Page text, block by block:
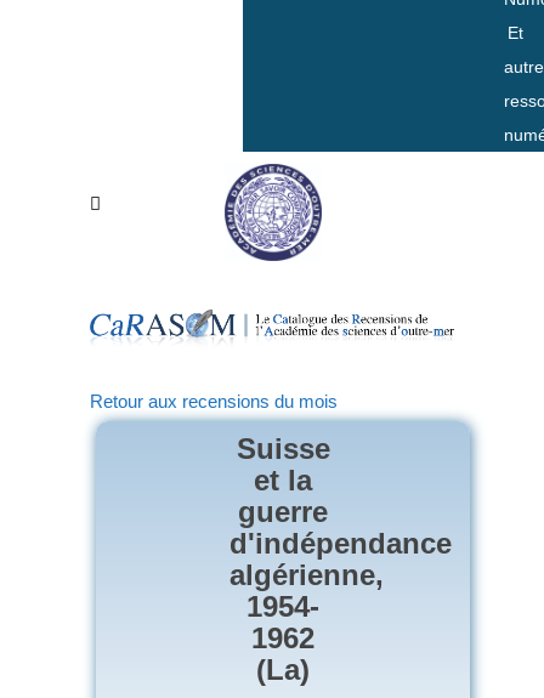
Et
Retour aux recensions du mois
Suisse
et la
guerre
d'indépendance
algérienne,
1954-
1962
(La)